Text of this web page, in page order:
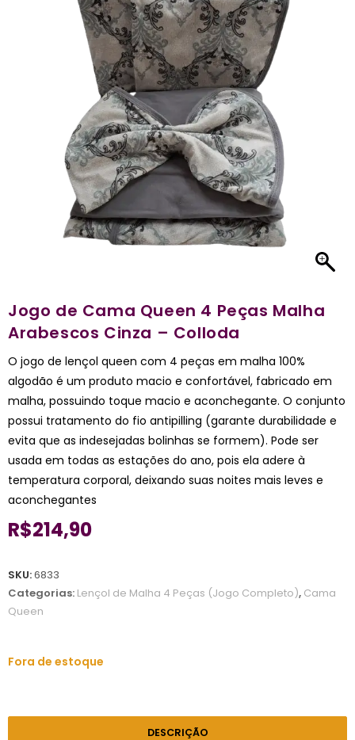
Jogo de Cama Queen 4 Peças Malha
Arabescos Cinza – Colloda
O jogo de lençol queen com 4 peças em malha 100%
algodão é um produto macio e confortável, fabricado em
malha, possuindo toque macio e aconchegante. O conjunto
possui tratamento do fio antipilling (garante durabilidade e
evita que as indesejadas bolinhas se formem). Pode ser
usada em todas as estações do ano, pois ela adere à
temperatura corporal, deixando suas noites mais leves e
aconchegantes
R$214,90
SKU:6833
Categorias: Lençol de Malha 4 Peças (Jogo Completo), Cama
Queen
Fora de estoque
DESCRIÇÃO